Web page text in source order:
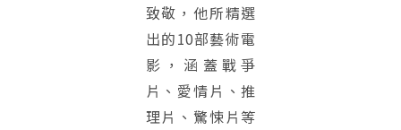
致敬，他所精選
出的10部藝術電
影，涵蓋戰爭
片、愛情片、推
理片、驚悚片等